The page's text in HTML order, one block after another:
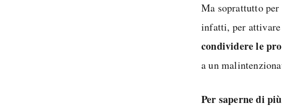
Ma soprattutto
infatti, per attivare
condividere le
a un
Per saperne di più